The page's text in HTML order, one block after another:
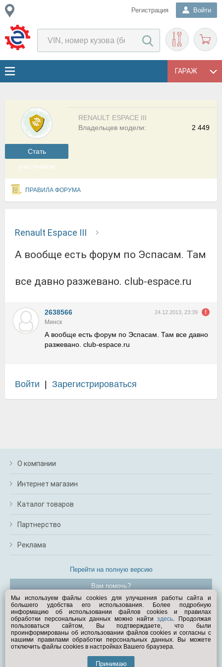
Регистрация Войти
ГАРАЖ
Cтать
участником
RENAULT ESPACE III
2 449
Владельцев модели:
ПРАВИЛА ФОРУМА
Renault Espace III
А вообще есть форум по Эспасам. Там
все давно разжевано. club-espace.ru
2638566 24.12.2013, 23:39
Минск
А вообще есть форум по Эспасам. Там все давно
разжевано. club-espace.ru
Войти Зарегистрироваться
О компании
Интернет магазин
Каталог товаров
Партнерство
Реклама
Перейти на полную версию
Вам помочь?
© Exist.ru 1998—2026
Мы используем файлы cookies для улучшения работы сайта и
большего удобства его использования. Более подробную
информацию об использовании файлов cookies и правилах
обработки персональных данных можно найтиздесь. Продолжая
пользоваться сайтом, Вы подтверждаете, что были
проинформированы об использовании файлов cookies и согласны с
нашими правилами обработки персональных данных. Вы можете
отключить файлы cookies в настройках Вашего браузера.
Принимаю